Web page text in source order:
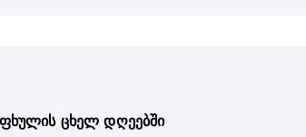
ცხელ დღეებში